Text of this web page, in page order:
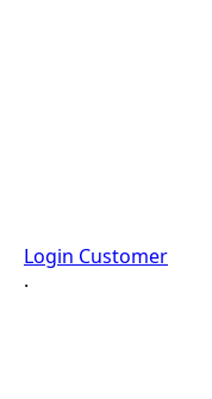
Login Customer
·